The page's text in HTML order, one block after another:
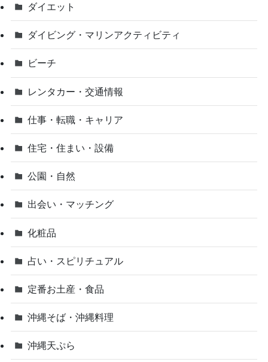
ダイエット
ダイビング・マリンアクティビティ
ビーチ
レンタカー・交通情報
仕事・転職・キャリア
住宅・住まい・設備
公園・自然
出会い・マッチング
化粧品
占い・スピリチュアル
定番お土産・食品
沖縄そば・沖縄料理
沖縄天ぷら